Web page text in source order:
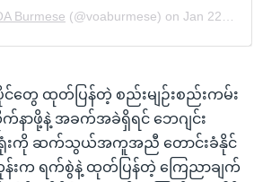
ေ ထုတ်ပြန်တဲ့ စည်းမျဉ်းစည်းကမ်း
ဖို့နဲ့ အခက်အခဲရှိရင် ဘေဂျင်း
ရုံးကို ဆက်သွယ်အကူအညီ တောင်းခံနိုင်
န်းက ရက်စွဲနဲ့ ထုတ်ပြန်တဲ့ ကြေညာချက်